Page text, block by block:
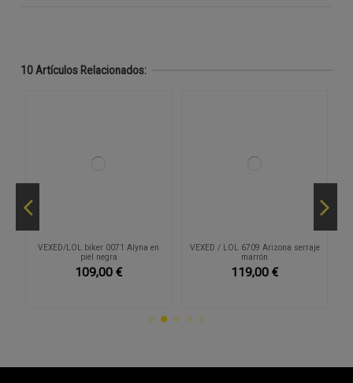
10 Artículos Relacionados:
VEXED/LOL biker 0071 Alyna en
piel negra
109,00 €
VEXED / LOL 6709 Arizona serraje
marrón
119,00 €